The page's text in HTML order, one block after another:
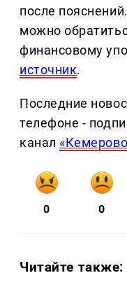
после
можно
финансовому
источник.
Последние
телефоне -
канал
0 0
Читайте также: